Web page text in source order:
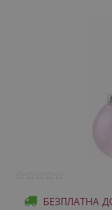
БЕЗПЛАТНА